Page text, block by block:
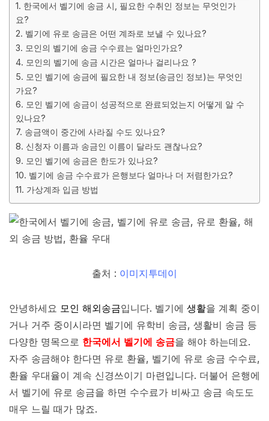
1. 한국에서 벨기에 송금 시, 필요한 수취인 정보는 무엇인가
요?
2. 벨기에 유로 송금은 어떤 계좌로 보낼 수 있나요?
3. 모인의 벨기에 송금 수수료는 얼마인가요?
4. 모인의 벨기에 송금 시간은 얼마나 걸리나요 ?
5. 모인 벨기에 송금에 필요한 내 정보(송금인 정보)는 무엇인
가요?
6. 모인 벨기에 송금이 성공적으로 완료되었는지 어떻게 알 수
있나요?
7. 송금액이 중간에 사라질 수도 있나요?
8. 신청자 이름과 송금인 이름이 달라도 괜찮나요?
9. 모인 벨기에 송금은 한도가 있나요?
10. 벨기에 송금 수수료가 은행보다 얼마나 더 저렴한가요?
11. 가상계좌 입금 방법
출처 : 이미지투데이
안녕하세요 모인 해외송금입니다. 벨기에 생활을 계획 중이
거나 거주 중이시라면 벨기에 유학비 송금, 생활비 송금 등
다양한 명목으로 한국에서 벨기에 송금을 해야 하는데요.
자주 송금해야 한다면 유로 환율, 벨기에 유로 송금 수수료,
환율 우대율이 계속 신경쓰이기 마련입니다. 더불어 은행에
서 벨기에 유로 송금을 하면 수수료가 비싸고 송금 속도도
매우 느릴 때가 많죠.